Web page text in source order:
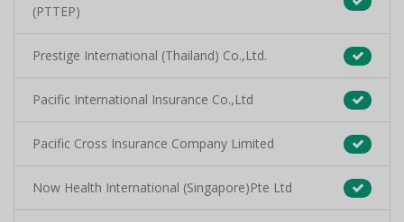
(PTTEP)
Prestige International (Thailand) Co.,Ltd.
Pacific International Insurance Co.,Ltd
Pacific Cross Insurance Company Limited
Now Health International (Singapore)Pte Ltd